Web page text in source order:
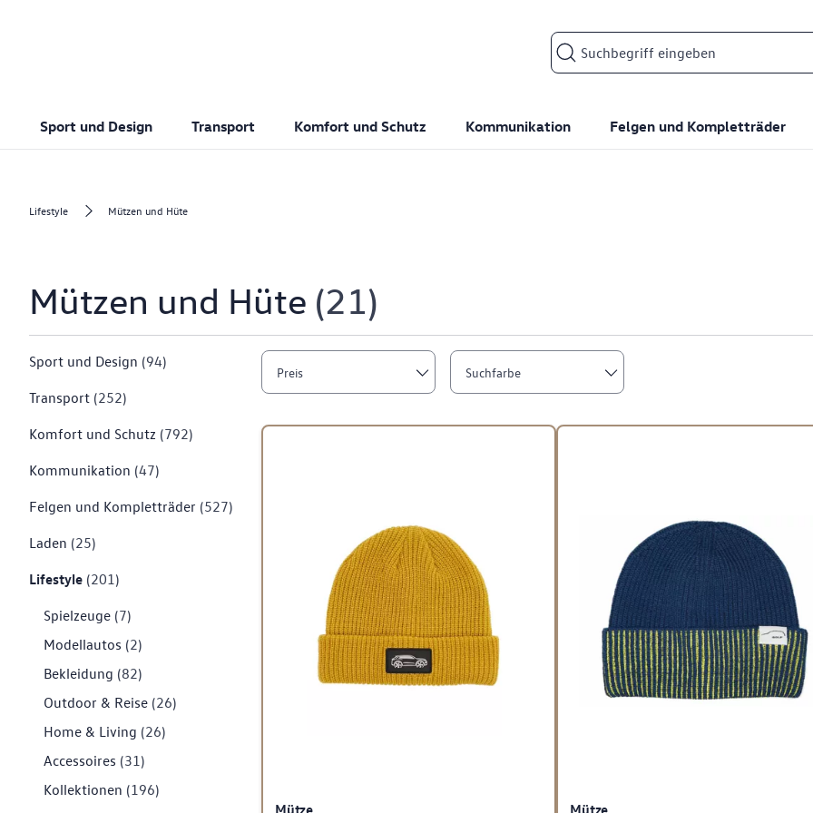
Suchfeld
Sport und Design Transport Komfort und Schutz Kommunikation Felgen und Kompletträder
Lifestyle Mützen und Hüte
Mützen und Hüte 21
Sport und Design (94)
Transport (252)
Komfort und Schutz (792)
Kommunikation (47)
Felgen und Kompletträder (527)
Laden (25)
Lifestyle (201)
Spielzeuge (7)
Modellautos (2)
Bekleidung (82)
Outdoor & Reise (26)
Home & Living (26)
Accessoires (31)
Kollektionen (196)
Preis Suchfarbe
Mütze Mütze